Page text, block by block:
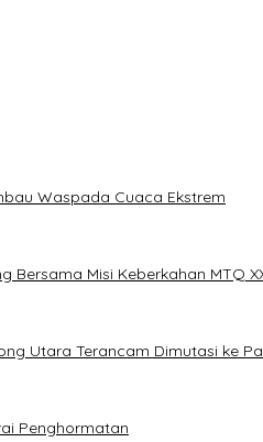
Waspada Cuaca Ekstrem
Misi Keberkahan MTQ
Utara Terancam Dimutasi ke
Penghormatan